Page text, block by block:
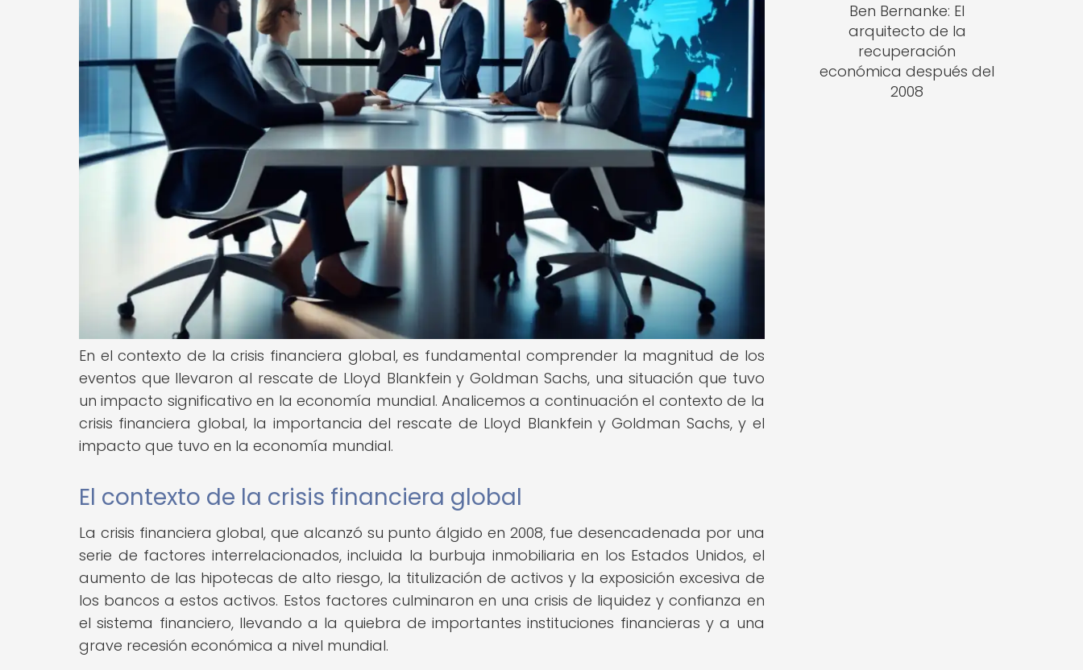
En el contexto de la crisis financiera global, es fundamental comprender la magnitud de los
eventos que llevaron al rescate de Lloyd Blankfein y Goldman Sachs, una situación que tuvo
un impacto significativo en la economía mundial. Analicemos a continuación el contexto de la
crisis financiera global, la importancia del rescate de Lloyd Blankfein y Goldman Sachs, y el
impacto que tuvo en la economía mundial.
El contexto de la crisis financiera global
La crisis financiera global, que alcanzó su punto álgido en 2008, fue desencadenada por una
serie de factores interrelacionados, incluida la burbuja inmobiliaria en los Estados Unidos, el
aumento de las hipotecas de alto riesgo, la titulización de activos y la exposición excesiva de
los bancos a estos activos. Estos factores culminaron en una crisis de liquidez y confianza en
el sistema financiero, llevando a la quiebra de importantes instituciones financieras y a una
grave recesión económica a nivel mundial.
Ben Bernanke: El
arquitecto de la
recuperación
económica después del
2008